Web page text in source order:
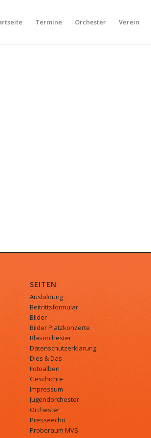
Termine Orchester Verein
SEITEN
Ausbildung
Beitrittsformular
Bilder
Bilder Platzkonzerte
Blasorchester
Datenschutzerklärung
Dies & Das
Fotoalben
Geschichte
Impressum
Jugendorchester
Orchester
Presseecho
Proberaum MVS